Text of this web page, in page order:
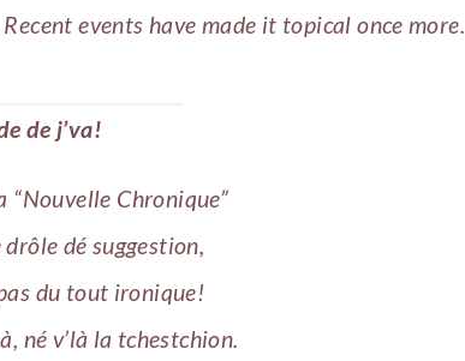
events have made it topical once more.
de j’va!
“Nouvelle Chronique”
drôle dé suggestion,
du tout ironique!
né v’là la tchestchion.